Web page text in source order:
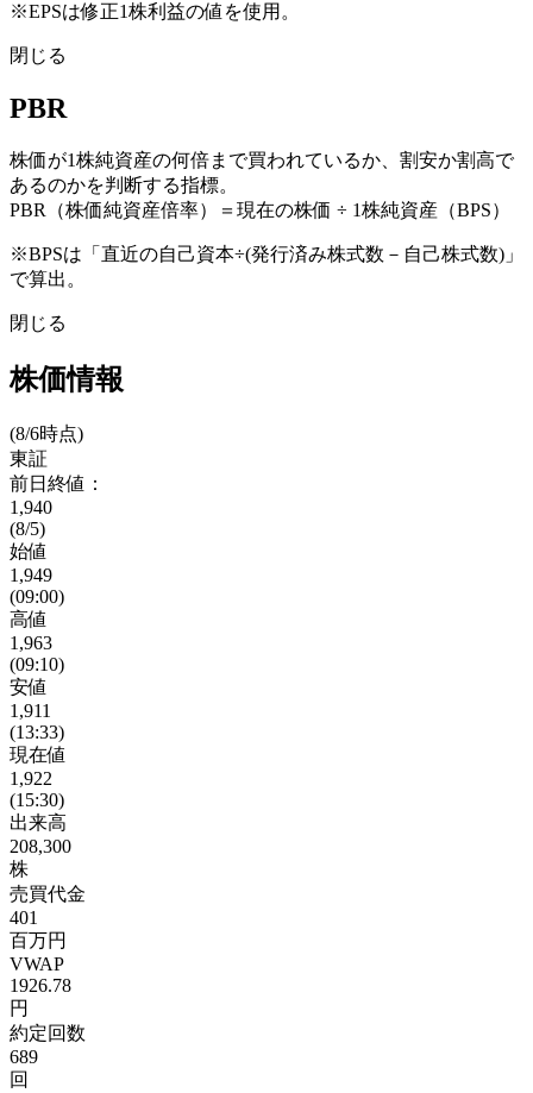
※EPSは修正1株利益の値を使用。
閉じる
PBR
株価が1株純資産の何倍まで買われているか、割安か割高で
あるのかを判断する指標。
PBR（株価純資産倍率）＝現在の株価 ÷ 1株純資産（BPS）
※BPSは「直近の自己資本÷(発行済み株式数－自己株式数)」
で算出。
閉じる
株価情報
(8/6時点)
東証
前日終値：
1,940
(8/5)
始値
1,949
(09:00)
高値
1,963
(09:10)
安値
1,911
(13:33)
現在値
1,922
(15:30)
出来高
208,300
株
売買代金
401
百万円
VWAP
1926.78
円
約定回数
689
回